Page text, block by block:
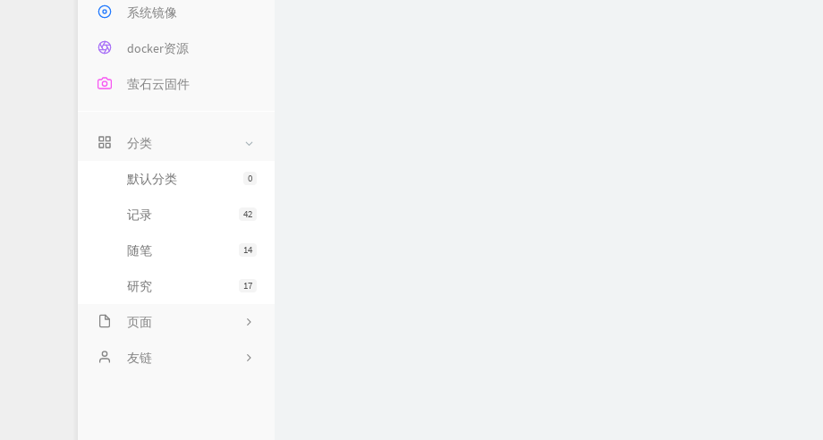
系统镜像
docker资源
萤石云固件
分类
0
默认分类
42
记录
14
随笔
17
研究
页面
关于友链